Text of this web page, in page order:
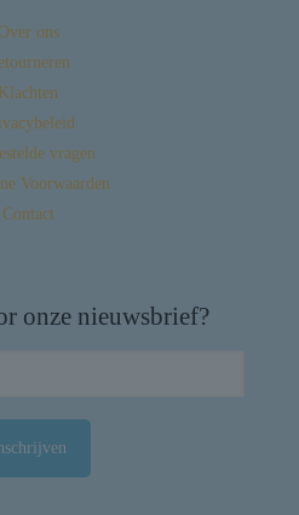
ons
Klachten
vragen
Voorwaarden
Contact
onze nieuwsbrief?